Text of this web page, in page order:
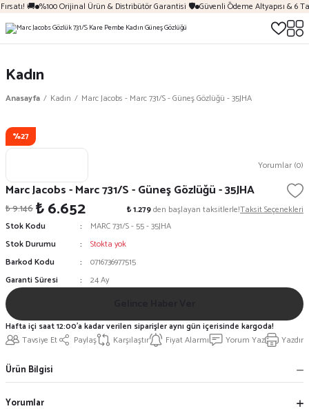
🚚 %100 Orijinal Ürün & Distribütör Garantisi 🛡️ Güvenli Ödeme Altyapısı & 6
Kadın
Anasayfa Kadın Marc Jacobs - Marc 731/S - Güneş Gözlüğü - 35JHA
%27
Yorumlar (0)
Marc Jacobs - Marc 731/S - Güneş Gözlüğü - 35JHA
₺ 9.146₺ 6.652 ₺ 1.279den başlayan taksitlerle!Taksit Seçenekleri
Stok Kodu
MARC 731/S - 55 - 35JHA
Stok Durumu
Stokta yok
Barkod Kodu
0716736977515
Garanti Süresi
24 Ay
Tavsiye Et Paylaş Karşılaştır Fiyat Alarmı Yorum Yaz Yazdır
Hafta içi saat 12:00'a kadar verilen siparişler aynı gün içerisinde kargoda!
Ürün Bilgisi
Yorumlar